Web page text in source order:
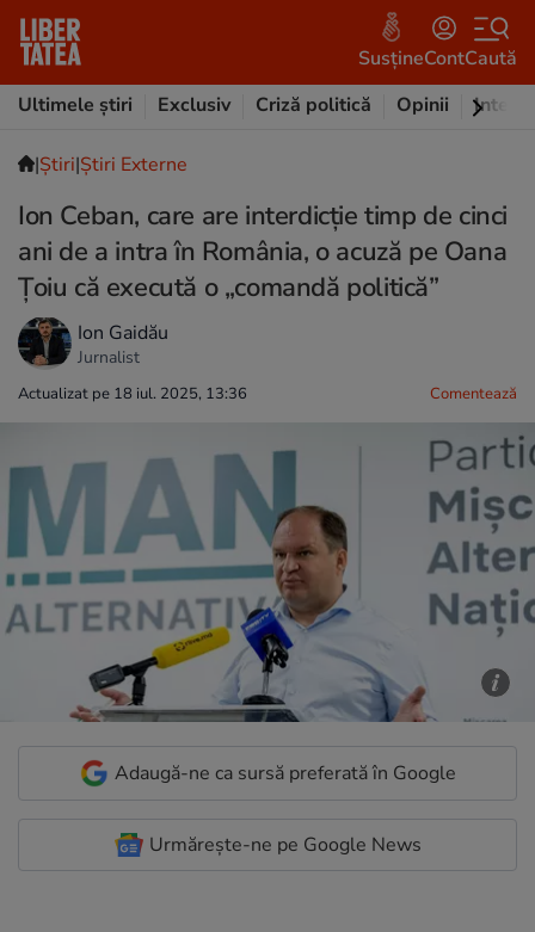
SusțineContCaută
Ultimele știri
Exclusiv Criză politică Opinii
|Ştiri|Știri Externe
Ion Ceban, care are interdicţie timp de cinci
ani de a intra în România, o acuză pe Oana
Ţoiu că execută o „comandă politică”
Ion Gaidău
Jurnalist
Actualizat pe 18 iul. 2025, 13:36 Comentează
Adaugă-ne ca sursă preferată în Google
Urmărește-ne pe Google News